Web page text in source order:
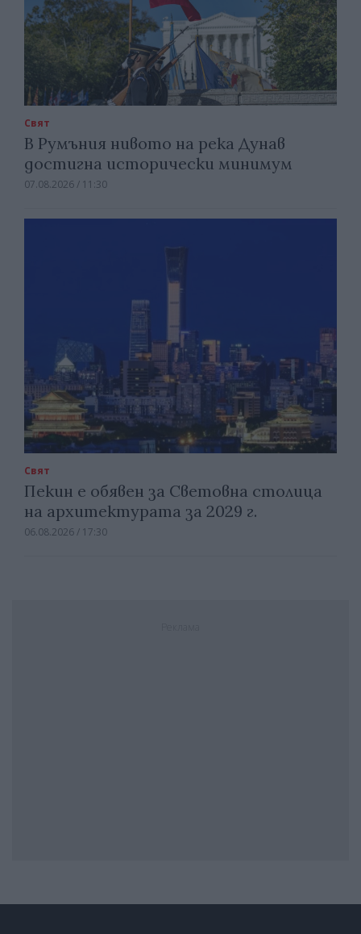
Свят
В Румъния нивото на река Дунав
достигна исторически минимум
07.08.2026 / 11:30
Свят
Пекин е обявен за Световна столица
на архитектурата за 2029 г.
06.08.2026 / 17:30